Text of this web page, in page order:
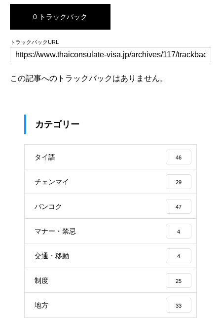
0 トラックバック
トラックバックURL
この記事へのトラックバックはありません。
カテゴリー
タイ語 46
チェンマイ 29
バンコク 47
マナー・禁忌 4
交通・移動 4
制度 25
地方 33